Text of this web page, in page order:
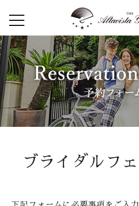
Home
Concept
Restaurant
Wedding
ウェディングトップ
ブライダルフ